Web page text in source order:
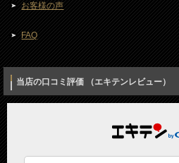
お客様の声
FAQ
当店の口コミ評価 （エキテンレビュー）